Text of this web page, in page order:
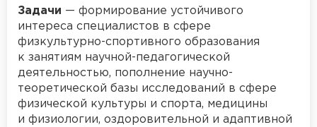
Задачи — формирование устойчивого
интереса специалистов в сфере
физкультурно-спортивного образования
к занятиям научной-педагогической
деятельностью, пополнение научно-
теоретической базы исследований в сфере
физической культуры и спорта, медицины
и физиологии, оздоровительной и адаптивной